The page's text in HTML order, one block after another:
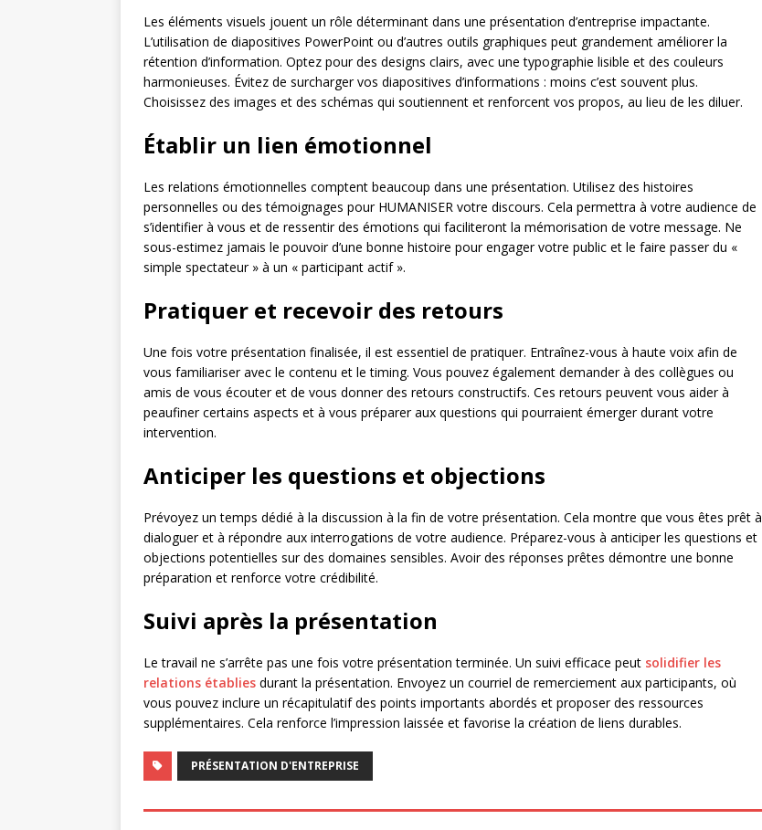
Les éléments visuels jouent un rôle déterminant dans une présentation d’entreprise impactante.
L’utilisation de diapositives PowerPoint ou d’autres outils graphiques peut grandement améliorer la
rétention d’information. Optez pour des designs clairs, avec une typographie lisible et des couleurs
harmonieuses. Évitez de surcharger vos diapositives d’informations : moins c’est souvent plus.
Choisissez des images et des schémas qui soutiennent et renforcent vos propos, au lieu de les diluer.
Établir un lien émotionnel
Les relations émotionnelles comptent beaucoup dans une présentation. Utilisez des histoires
personnelles ou des témoignages pour HUMANISER votre discours. Cela permettra à votre audience de
s’identifier à vous et de ressentir des émotions qui faciliteront la mémorisation de votre message. Ne
sous-estimez jamais le pouvoir d’une bonne histoire pour engager votre public et le faire passer du «
simple spectateur » à un « participant actif ».
Pratiquer et recevoir des retours
Une fois votre présentation finalisée, il est essentiel de pratiquer. Entraînez-vous à haute voix afin de
vous familiariser avec le contenu et le timing. Vous pouvez également demander à des collègues ou
amis de vous écouter et de vous donner des retours constructifs. Ces retours peuvent vous aider à
peaufiner certains aspects et à vous préparer aux questions qui pourraient émerger durant votre
intervention.
Anticiper les questions et objections
Prévoyez un temps dédié à la discussion à la fin de votre présentation. Cela montre que vous êtes prêt à
dialoguer et à répondre aux interrogations de votre audience. Préparez-vous à anticiper les questions et
objections potentielles sur des domaines sensibles. Avoir des réponses prêtes démontre une bonne
préparation et renforce votre crédibilité.
Suivi après la présentation
Le travail ne s’arrête pas une fois votre présentation terminée. Un suivi efficace peut solidifier les
relations établies durant la présentation. Envoyez un courriel de remerciement aux participants, où
vous pouvez inclure un récapitulatif des points importants abordés et proposer des ressources
supplémentaires. Cela renforce l’impression laissée et favorise la création de liens durables.
PRÉSENTATION D'ENTREPRISE